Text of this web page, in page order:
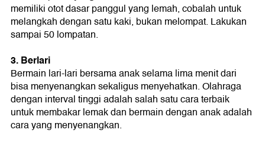
memiliki otot dasar panggul yang lemah, cobalah untuk
melangkah dengan satu kaki, bukan melompat. Lakukan
sampai 50 lompatan.
3. Berlari
Bermain lari-lari bersama anak selama lima menit dari
bisa menyenangkan sekaligus menyehatkan. Olahraga
dengan interval tinggi adalah salah satu cara terbaik
untuk membakar lemak dan bermain dengan anak adalah
cara yang menyenangkan.